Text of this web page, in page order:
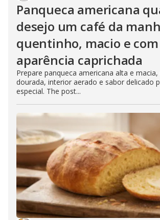
Panqueca americana
desejo um café da
quentinho, macio e com
aparência caprichada
Prepare panqueca americana alta e
dourada, interior aerado e sabor delicado
especial. The post...